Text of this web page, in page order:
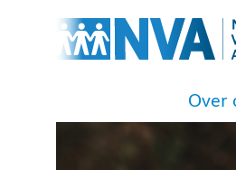
Over